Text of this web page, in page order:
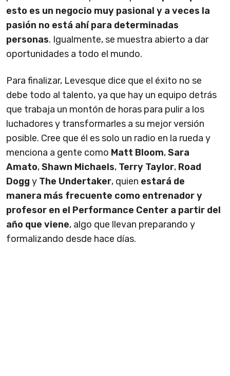
esto es un negocio muy pasional y a veces la
pasión no está ahí para determinadas
personas. Igualmente, se muestra abierto a dar
oportunidades a todo el mundo.
Para finalizar, Levesque dice que el éxito no se
debe todo al talento, ya que hay un equipo detrás
que trabaja un montón de horas para pulir a los
luchadores y transformarles a su mejor versión
posible. Cree que él es solo un radio en la rueda y
menciona a gente como Matt Bloom,Sara
Amato,Shawn Michaels, Terry Taylor, Road
Dogg y The Undertaker, quien estará de
manera más frecuente como entrenador y
profesor en el Performance Center a partir del
año que viene, algo que llevan preparando y
formalizando desde hace días.